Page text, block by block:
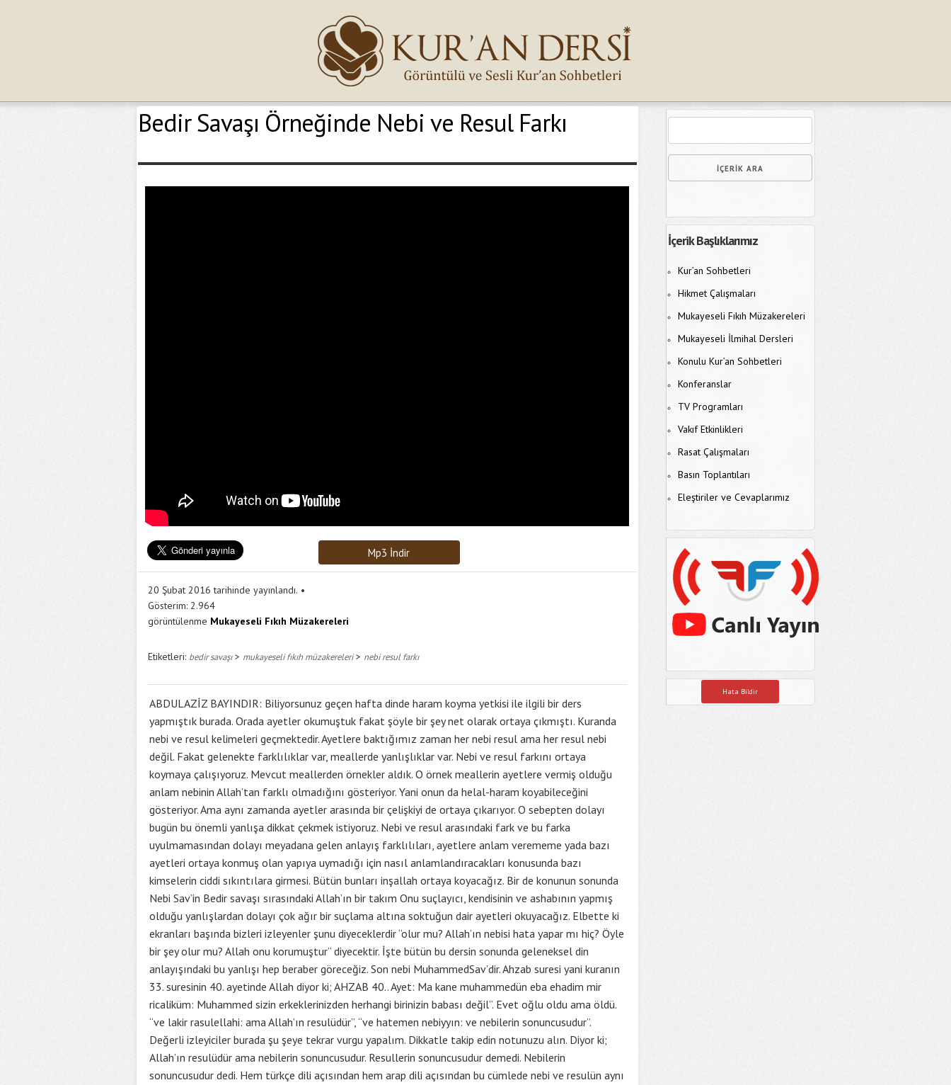
Bedir Savaşı Örneğinde Nebi ve Resul Farkı
Mp3 İndir
20 Şubat 2016 tarihinde yayınlandı.
Gösterim: 2.964
görüntülenme Mukayeseli Fıkıh Müzakereleri
Etiketleri: bedir savaşı> mukayeseli fıkıh müzakereleri> nebi resul farkı
ABDULAZİZ BAYINDIR: Biliyorsunuz geçen hafta dinde haram koyma yetkisi ile ilgili bir ders
yapmıştık burada. Orada ayetler okumuştuk fakat şöyle bir şey net olarak ortaya çıkmıştı. Kuranda
nebi ve resul kelimeleri geçmektedir. Ayetlere baktığımız zaman her nebi resul ama her resul nebi
değil. Fakat gelenekte farklılıklar var, meallerde yanlışlıklar var. Nebi ve resul farkını ortaya
koymaya çalışıyoruz. Mevcut meallerden örnekler aldık. O örnek meallerin ayetlere vermiş olduğu
anlam nebinin Allah’tan farklı olmadığını gösteriyor. Yani onun da helal-haram koyabileceğini
gösteriyor. Ama aynı zamanda ayetler arasında bir çelişkiyi de ortaya çıkarıyor. O sebepten dolayı
bugün bu önemli yanlışa dikkat çekmek istiyoruz. Nebi ve resul arasındaki fark ve bu farka
uyulmamasından dolayı meyadana gelen anlayış farklılıları, ayetlere anlam verememe yada bazı
ayetleri ortaya konmuş olan yapıya uymadığı için nasıl anlamlandıracakları konusunda bazı
kimselerin ciddi sıkıntılara girmesi. Bütün bunları inşallah ortaya koyacağız. Bir de konunun sonunda
Nebi Sav’in Bedir savaşı sırasındaki Allah’ın bir takım Onu suçlayıcı, kendisinin ve ashabının yapmış
olduğu yanlışlardan dolayı çok ağır bir suçlama altına soktuğun dair ayetleri okuyacağız. Elbette ki
ekranları başında bizleri izleyenler şunu diyeceklerdir “olur mu? Allah’ın nebisi hata yapar mı hiç? Öyle
bir şey olur mu? Allah onu korumuştur” diyecektir. İşte bütün bu dersin sonunda geleneksel din
anlayışındaki bu yanlışı hep beraber göreceğiz. Son nebi MuhammedSav’dir. Ahzab suresi yani kuranın
33. suresinin 40. ayetinde Allah diyor ki; AHZAB 40.. Ayet: Ma kane muhammedün eba ehadim mir
ricaliküm: Muhammed sizin erkeklerinizden herhangi birinizin babası değil”. Evet oğlu oldu ama öldü.
“ve lakir rasulellahi: ama Allah’ın resulüdür”, “ve hatemen nebiyyın: ve nebilerin sonuncusudur”.
Değerli izleyiciler burada şu şeye tekrar vurgu yapalım. Dikkatle takip edin notunuzu alın. Diyor ki;
Allah’ın resulüdür ama nebilerin sonuncusudur. Resullerin sonuncusudur demedi. Nebilerin
sonuncusudur dedi. Hem türkçe dili açısından hem arap dili açısından bu cümlede nebi ve resulün aynı
İçerik Başlıklarımız
Kur’an Sohbetleri
Hikmet Çalışmaları
Mukayeseli Fıkıh Müzakereleri
Mukayeseli İlmihal Dersleri
Konulu Kur’an Sohbetleri
Konferanslar
TV Programları
Vakıf Etkinlikleri
Rasat Çalışmaları
Basın Toplantıları
Eleştiriler ve Cevaplarımız
Hata Bildir